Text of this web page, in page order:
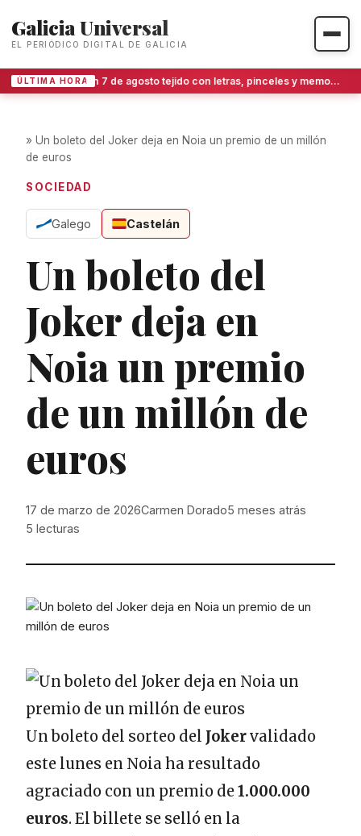
Galicia Universal
EL PERIÓDICO DIGITAL DE GALICIA
ÚLTIMA HORA Un 7 de agosto tejido con letras, pinceles y memoria gallega
» Un boleto del Joker deja en Noia un premio de un millón
de euros
SOCIEDAD
Galego Castelán
Un boleto del
Joker deja en
Noia un premio
de un millón de
euros
17 de marzo de 2026Carmen Dorado5 meses atrás
5 lecturas
Un boleto del sorteo del Jokervalidado
este lunes en Noia ha resultado
agraciado con un premio de1.000.000
euros. El billete se selló en la